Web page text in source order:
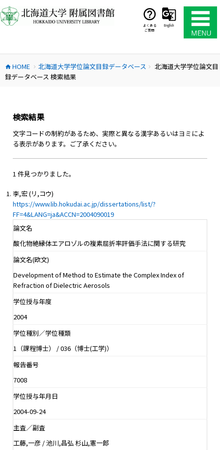
ン
テ
ス
キ
よくある
ご質問
English
home HOME chevron_right 北海道大学学位論文目録データベース chevron_right
北海道大学学位論文目
録データベース 検索結果
検索結果
文字コードの制約があるため、実際と異なる漢字あるいはヨミによ
る表示があります。ご了承ください。
1 件見つかりました。
李,宏 (リ,コウ)
https://www.lib.hokudai.ac.jp/dissertations/list/?
FF=4&LANG=ja&ACCN=2004090019
論文名
酸化物絶縁体エアロゾルの複素屈折率評価手法に関する研究
論文名(欧文)
Development of Method to Estimate the Complex Index of
Refraction of Dielectric Aerosols
学位授与年度
2004
学位種別／学位種類
1（課程博士） / 036（博士(工学)）
報告番号
7008
学位授与年月日
2004-09-24
主査／副査
工藤,一彦 / 池川,昌弘 杉山,憲一郎